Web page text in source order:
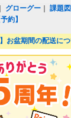
グローグー ｜課題
約】
】お盆期間の配送に